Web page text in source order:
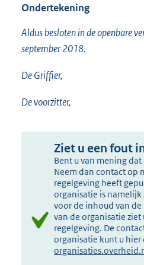
Ondertekening
Aldus besloten in de openbare
september 2018.
De Griffier,
De voorzitter,
Ziet u een fout
Bent u van mening
Neem dan contact op
regelgeving heeft
organisatie is
voor de inhoud van de
van de organisatie ziet
regelgeving. De
organisatie kunt u hier